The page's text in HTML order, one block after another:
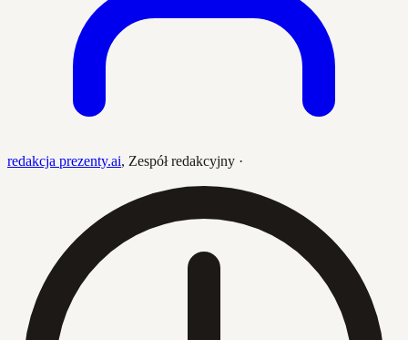
redakcja prezenty.ai, Zespół redakcyjny ·